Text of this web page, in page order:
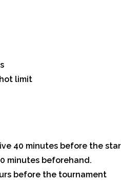
limit
40 minutes before the
minutes beforehand.
before the tournament